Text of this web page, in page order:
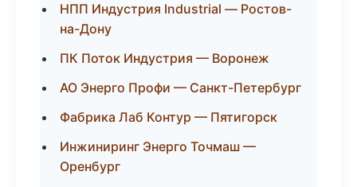
НПП Индустрия Industrial — Ростов-
на-Дону
ПК Поток Индустрия — Воронеж
АО Энерго Профи — Санкт-Петербург
Фабрика Лаб Контур — Пятигорск
Инжиниринг Энерго Точмаш —
Оренбург